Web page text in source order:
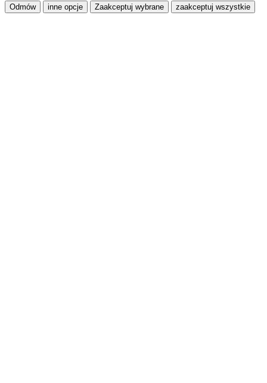
Odmów inne opcje Zaakceptuj wybrane zaakceptuj wszystkie